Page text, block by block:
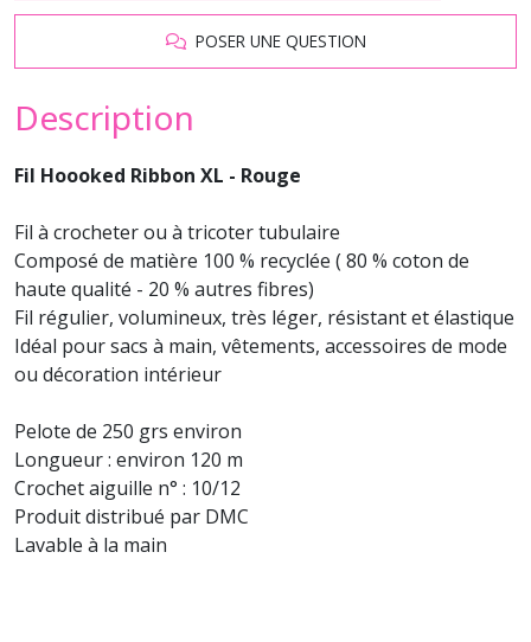
POSER UNE QUESTION
Description
Fil Hoooked Ribbon XL - Rouge
Fil à crocheter ou à tricoter tubulaire
Composé de matière 100 % recyclée ( 80 % coton de
haute qualité - 20 % autres fibres)
Fil régulier, volumineux, très léger, résistant et élastique
Idéal pour sacs à main, vêtements, accessoires de mode
ou décoration intérieur
Pelote de 250 grs environ
Longueur : environ 120 m
Crochet aiguille n° : 10/12
Produit distribué par DMC
Lavable à la main